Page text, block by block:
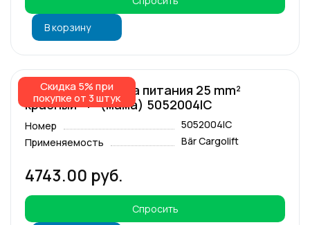
В корзину
Скидка 5% при
покупке от 3 штук
Комплект разъёма питания 25 mm²
красный "+" (мама) 5052004IC
Номер
5052004IC
Применяемость
Bär Cargolift
4743.00 руб.
Спросить